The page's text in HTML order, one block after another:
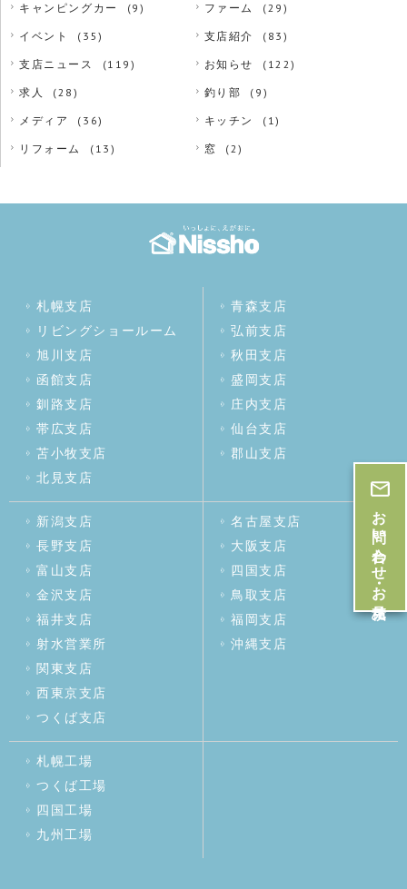
キャンピングカー (9) ファーム (29)
イベント (35) 支店紹介 (83)
支店ニュース (119) お知らせ (122)
求人 (28) 釣り部 (9)
メディア (36) キッチン (1)
リフォーム (13) 窓 (2)
札幌支店
リビングショールーム
旭川支店
函館支店
釧路支店
帯広支店
苫小牧支店
北見支店
青森支店
弘前支店
秋田支店
盛岡支店
庄内支店
仙台支店
郡山支店
新潟支店
長野支店
富山支店
金沢支店
福井支店
射水営業所
関東支店
西東京支店
つくば支店
名古屋支店
大阪支店
四国支店
鳥取支店
福岡支店
沖縄支店
札幌工場
つくば工場
四国工場
九州工場
お問い合わせ・お見積